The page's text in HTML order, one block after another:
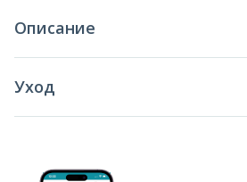
Описание
Уход